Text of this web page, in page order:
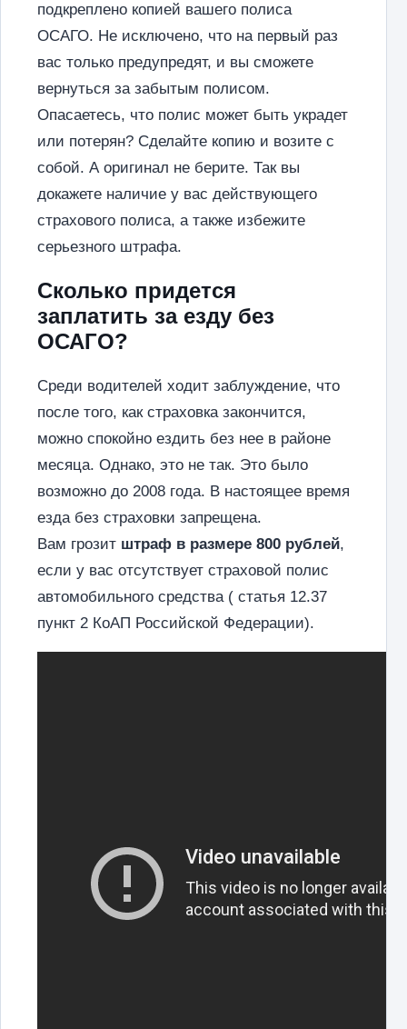
подкреплено копией вашего полиса
ОСАГО. Не исключено, что на первый раз
вас только предупредят, и вы сможете
вернуться за забытым полисом.
Опасаетесь, что полис может быть украдет
или потерян? Сделайте копию и возите с
собой. А оригинал не берите. Так вы
докажете наличие у вас действующего
страхового полиса, а также избежите
серьезного штрафа.
Сколько придется
заплатить за езду без
ОСАГО?
Среди водителей ходит заблуждение, что
после того, как страховка закончится,
можно спокойно ездить без нее в районе
месяца. Однако, это не так. Это было
возможно до 2008 года. В настоящее время
езда без страховки запрещена.
Вам грозит штраф в размере 800 рублей,
если у вас отсутствует страховой полис
автомобильного средства ( статья 12.37
пункт 2 КоАП Российской Федерации).